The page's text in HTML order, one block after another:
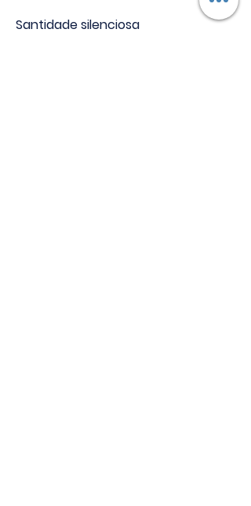
Santidade silenciosa